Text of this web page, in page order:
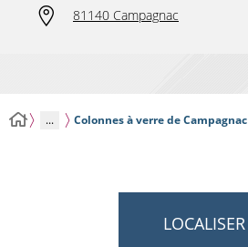
81140 Campagnac
... Colonnes à verre de Campagnac
LOCALISER